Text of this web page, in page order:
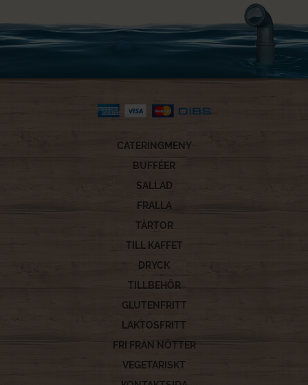
CATERINGMENY
BUFFÉER
SALLAD
FRALLA
TÅRTOR
TILL KAFFET
DRYCK
TILLBEHÖR
GLUTENFRITT
LAKTOSFRITT
FRI FRÅN NÖTTER
VEGETARISKT